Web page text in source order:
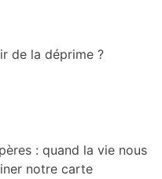
de la déprime ?
: quand la vie nous
notre carte